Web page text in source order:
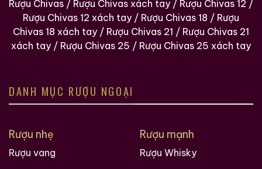
Rượu Chivas / Rượu Chivas xách tay / Rượu Chivas 12 /
Rượu Chivas 12 xách tay / Rượu Chivas 18 / Rượu
Chivas 18 xách tay / Rượu Chivas 21 / Rượu Chivas 21
xách tay / Rượu Chivas 25 / Rượu Chivas 25 xách tay
DANH MỤC RƯỢU NGOẠI
Rượu nhẹ
Rượu vang
Rượu mạnh
Rượu Whisky